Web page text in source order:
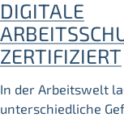
DIGITALE
ZERTIFIZIERT
In der Arbeitswelt
unterschiedliche